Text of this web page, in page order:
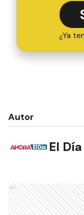
¿Ya
Autor
El
Ads